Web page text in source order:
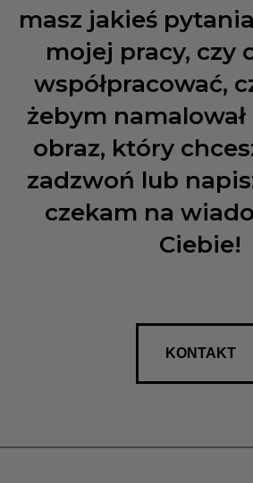
masz jakieś
mojej pracy, czy
współpracować,
żebym
obraz, który
zadzwoń lub
czekam na
Ciebie!
KONTAKT